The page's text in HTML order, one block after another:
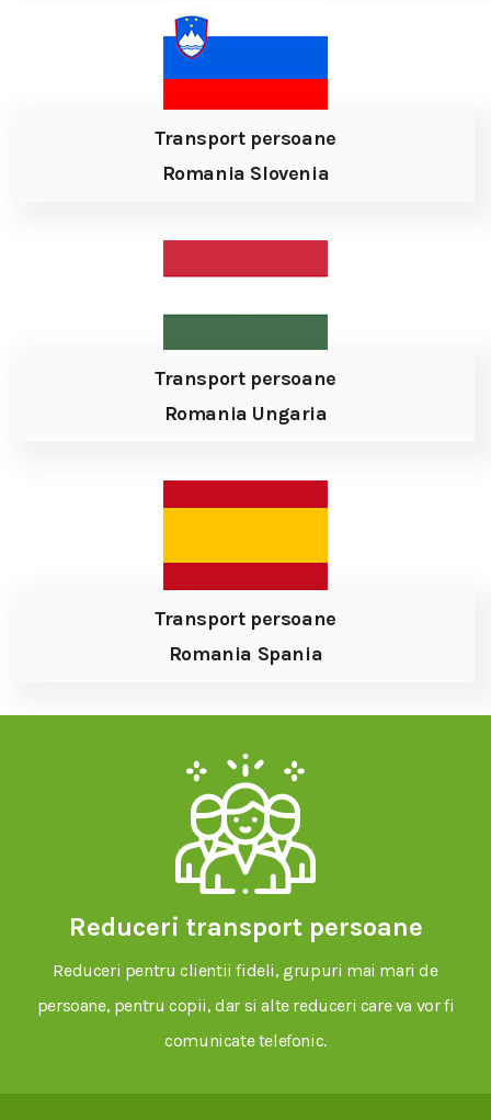
Transport persoane
Romania Slovenia
Transport persoane
Romania Ungaria
Transport persoane
Romania Spania
Reduceri transport persoane
Reduceri pentru clientii fideli, grupuri mai mari de
persoane, pentru copii, dar si alte reduceri care va vor fi
comunicate telefonic.